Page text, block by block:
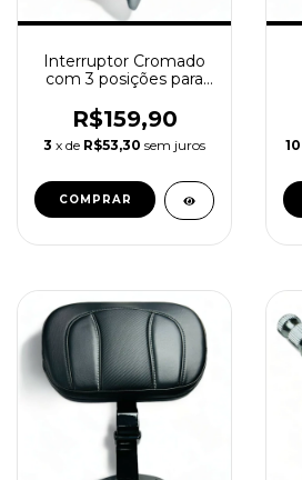
Interruptor Cromado
com 3 posições para
R$159,90
3 x de R$53,30 sem juros 10